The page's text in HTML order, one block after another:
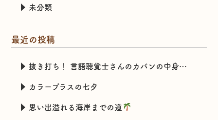
未分類
最近の投稿
抜き打ち！ 言語聴覚士さんのカバンの中身チェック
カラープラスの七夕
思い出溢れる海岸までの道